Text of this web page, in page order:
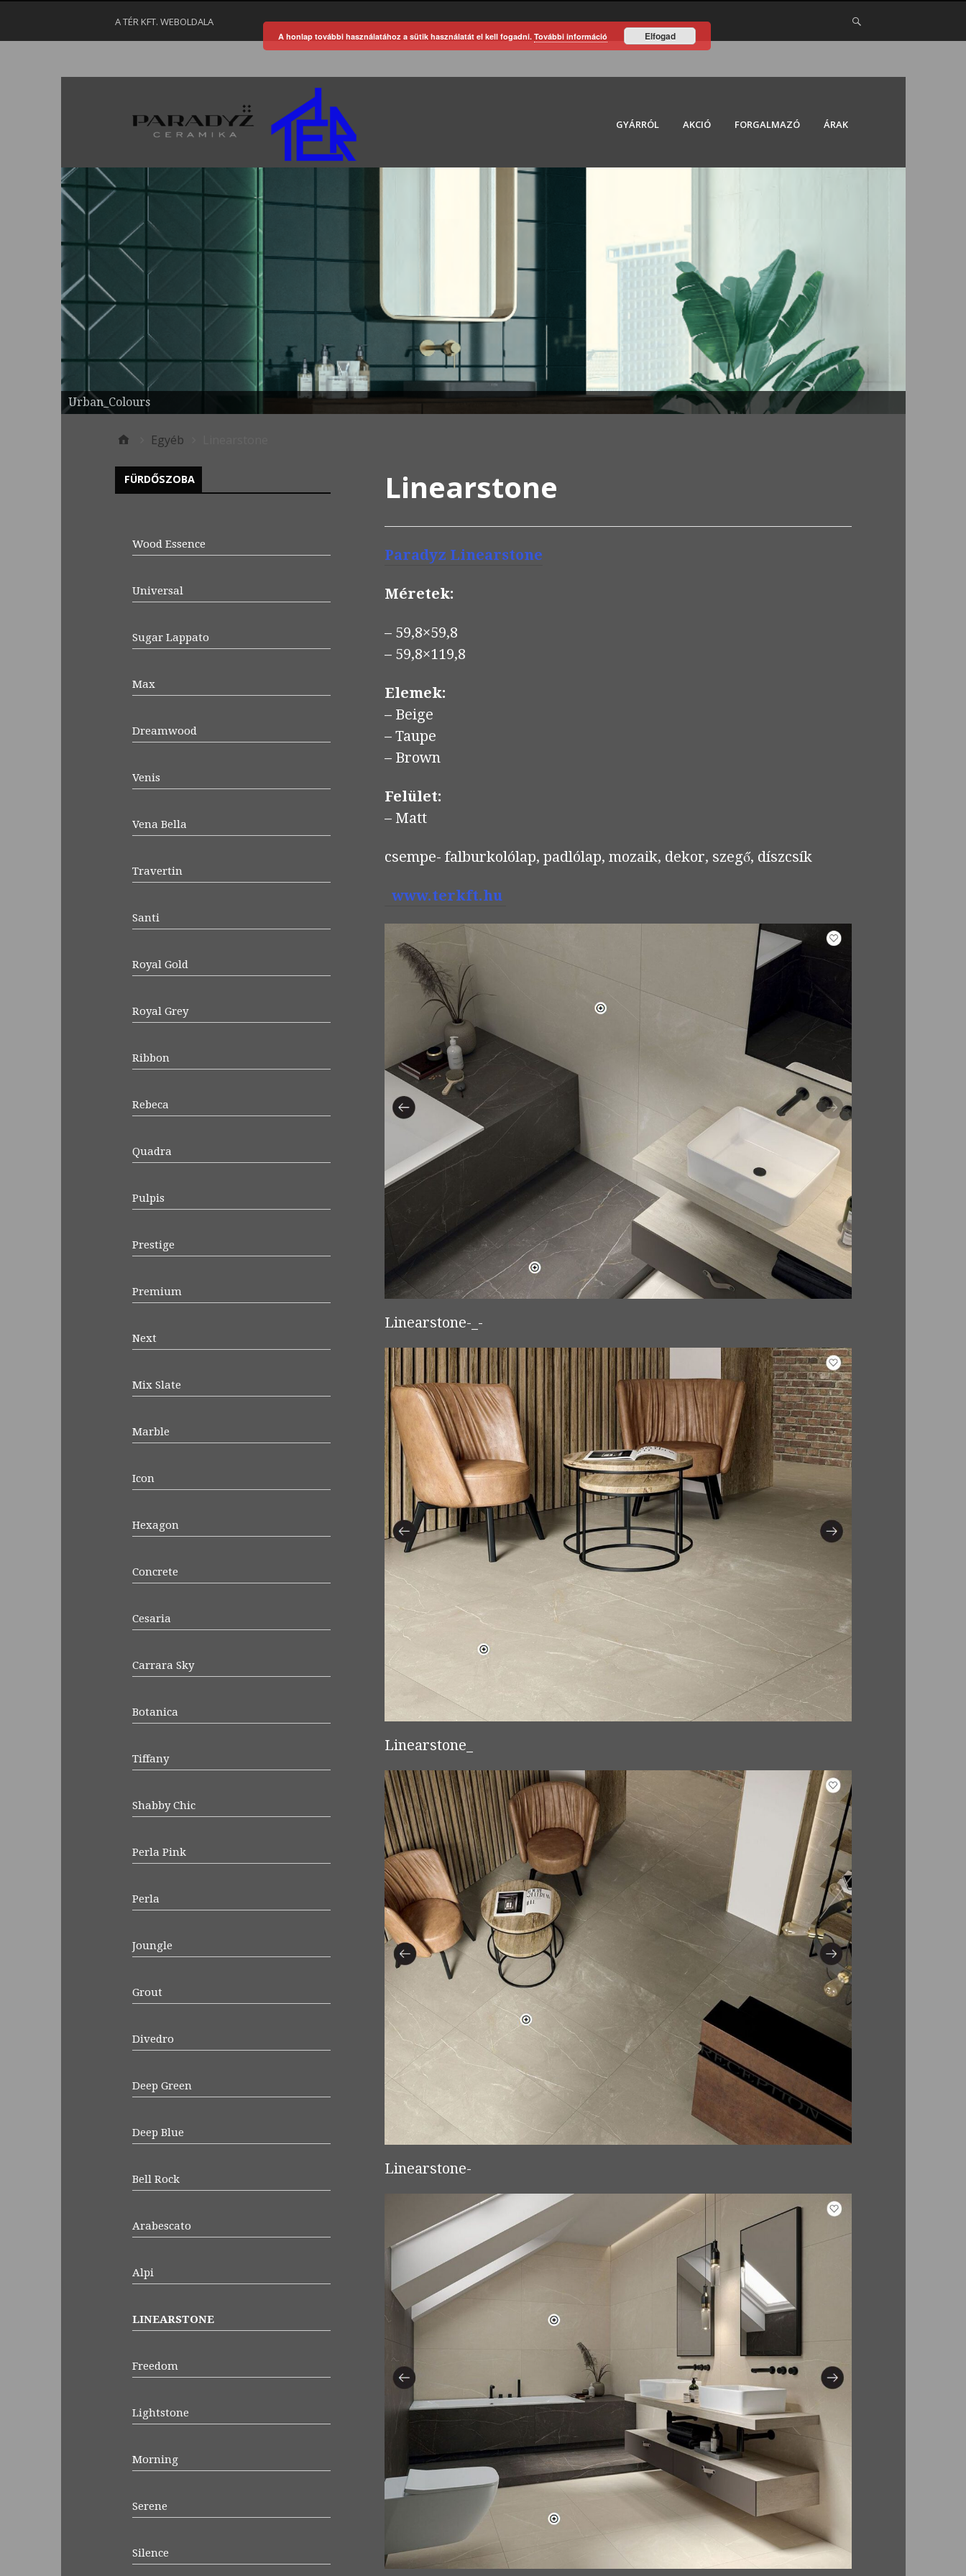
A TÉR KFT. WEBOLDALA
GYÁRRÓL AKCIÓ FORGALMAZÓ ÁRAK
Urban_Colours
Egyéb
Linearstone
Paradyz Linearstone
Méretek:
– 59,8×59,8
– 59,8×119,8
Elemek:
– Beige
– Taupe
– Brown
Felület:
– Matt
csempe- falburkolólap, padlólap, mozaik, dekor, szegő, díszcsík
www.terkft.hu
Linearstone-_-
Linearstone_
Linearstone-
FÜRDŐSZOBA
Wood Essence
Universal
Sugar Lappato
Max
Dreamwood
Venis
Vena Bella
Travertin
Santi
Royal Gold
Royal Grey
Ribbon
Rebeca
Quadra
Pulpis
Prestige
Premium
Next
Mix Slate
Marble
Icon
Hexagon
Concrete
Cesaria
Carrara Sky
Botanica
Tiffany
Shabby Chic
Perla Pink
Perla
Joungle
Grout
Divedro
Deep Green
Deep Blue
Bell Rock
Arabescato
Alpi
LINEARSTONE
Freedom
Lightstone
Morning
Serene
Silence
A honlap további használatához a sütik használatát el kell fogadni. További információ Elfogad